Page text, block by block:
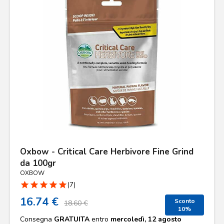
Oxbow - Critical Care Herbivore Fine Grind
da 100gr
OXBOW
star star star star star(7)
16.74 € 18.60 €
Sconto
10%
Consegna GRATUITA entro mercoledì, 12 agosto